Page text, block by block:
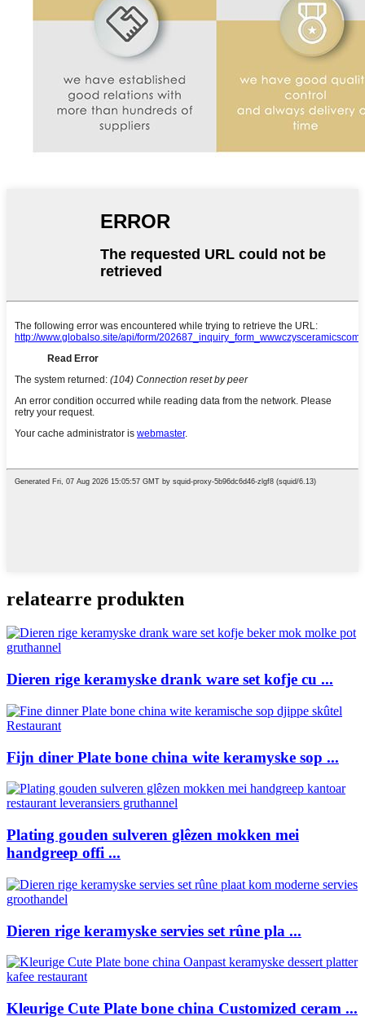
relatearre produkten
Dieren rige keramyske drank ware set kofje cu ...
Fijn diner Plate bone china wite keramyske sop ...
Plating gouden sulveren glêzen mokken mei
handgreep offi ...
Dieren rige keramyske servies set rûne pla ...
Kleurige Cute Plate bone china Customized ceram ...